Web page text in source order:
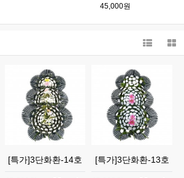
45,000원
[특가]3단화환-14호 [특가]3단화환-13호